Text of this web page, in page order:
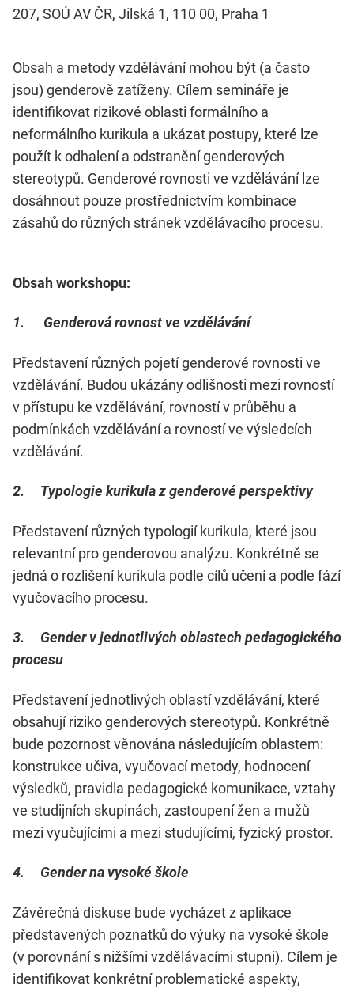
207, SOÚ AV ČR, Jilská 1, 110 00, Praha 1
Obsah a metody vzdělávání mohou být (a často
jsou) genderově zatíženy. Cílem semináře je
identifikovat rizikové oblasti formálního a
neformálního kurikula a ukázat postupy, které lze
použít k odhalení a odstranění genderových
stereotypů. Genderové rovnosti ve vzdělávání lze
dosáhnout pouze prostřednictvím kombinace
zásahů do různých stránek vzdělávacího procesu.
Obsah workshopu:
1. Genderová rovnost ve vzdělávání
Představení různých pojetí genderové rovnosti ve
vzdělávání. Budou ukázány odlišnosti mezi rovností
v přístupu ke vzdělávání, rovností v průběhu a
podmínkách vzdělávání a rovností ve výsledcích
vzdělávání.
2. Typologie kurikula z genderové perspektivy
Představení různých typologií kurikula, které jsou
relevantní pro genderovou analýzu. Konkrétně se
jedná o rozlišení kurikula podle cílů učení a podle fází
vyučovacího procesu.
3. Gender v jednotlivých oblastech pedagogického
procesu
Představení jednotlivých oblastí vzdělávání, které
obsahují riziko genderových stereotypů. Konkrétně
bude pozornost věnována následujícím oblastem:
konstrukce učiva, vyučovací metody, hodnocení
výsledků, pravidla pedagogické komunikace, vztahy
ve studijních skupinách, zastoupení žen a mužů
mezi vyučujícími a mezi studujícími, fyzický prostor.
4. Gender na vysoké škole
Závěrečná diskuse bude vycházet z aplikace
představených poznatků do výuky na vysoké škole
(v porovnání s nižšími vzdělávacími stupni). Cílem je
identifikovat konkrétní problematické aspekty,